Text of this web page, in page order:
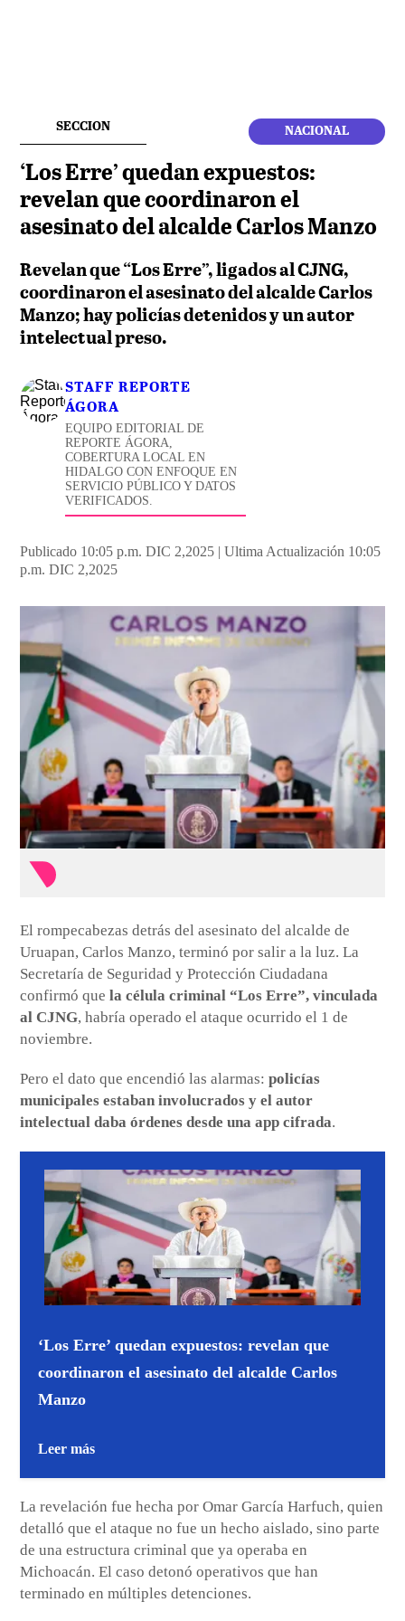
SECCION NACIONAL
‘Los Erre’ quedan expuestos:
revelan que coordinaron el
asesinato del alcalde Carlos Manzo
Revelan que “Los Erre”, ligados al CJNG,
coordinaron el asesinato del alcalde Carlos
Manzo; hay policías detenidos y un autor
intelectual preso.
STAFF REPORTE
ÁGORA
EQUIPO EDITORIAL DE
REPORTE ÁGORA,
COBERTURA LOCAL EN
HIDALGO CON ENFOQUE EN
SERVICIO PÚBLICO Y DATOS
VERIFICADOS.
Publicado 10:05 p.m. DIC 2,2025 | Ultima Actualización 10:05
p.m. DIC 2,2025
El rompecabezas detrás del asesinato del alcalde de
Uruapan, Carlos Manzo, terminó por salir a la luz. La
Secretaría de Seguridad y Protección Ciudadana
confirmó quela célula criminal “Los Erre”, vinculada
al CJNG, habría operado el ataque ocurrido el 1 de
noviembre.
Pero el dato que encendió las alarmas:policías
municipales estaban involucrados y el autor
intelectual daba órdenes desde una app cifrada.
‘Los Erre’ quedan expuestos: revelan que
coordinaron el asesinato del alcalde Carlos
Manzo
Leer más
La revelación fue hecha por Omar García Harfuch, quien
detalló que el ataque no fue un hecho aislado, sino parte
de una estructura criminal que ya operaba en
Michoacán. El caso detonó operativos que han
terminado en múltiples detenciones.